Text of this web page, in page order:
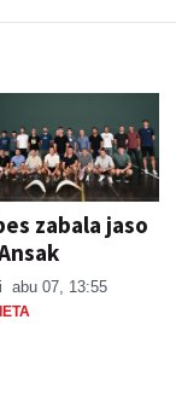
zabala jaso
abu 07, 13:55